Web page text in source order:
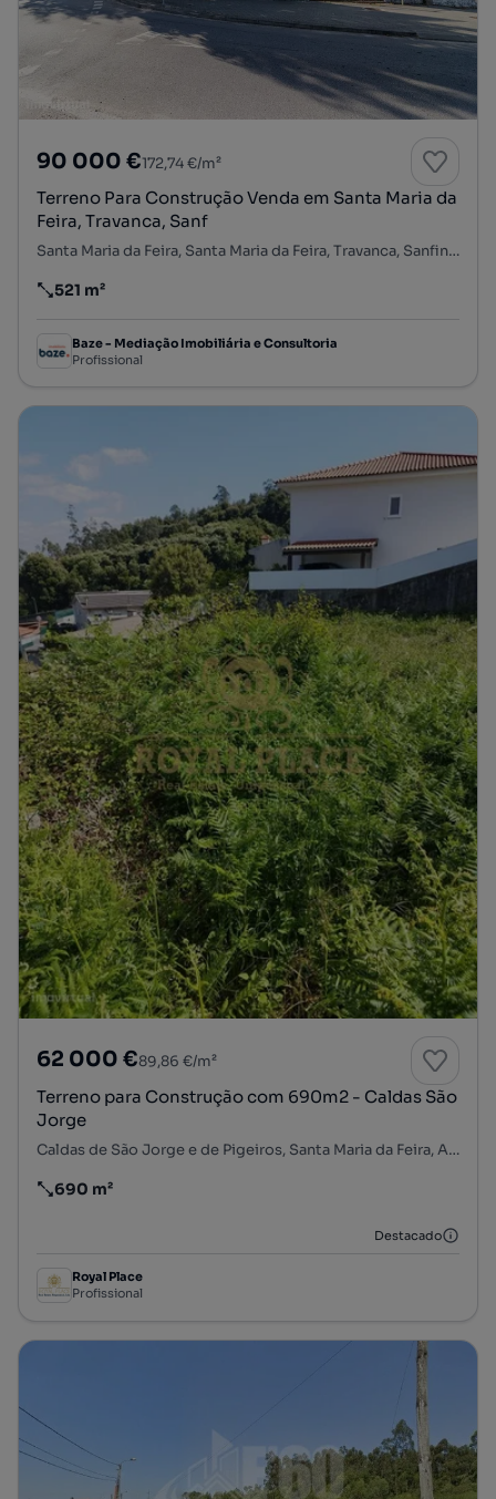
90 000 €172,74 €/m²
Terreno Para Construção Venda em Santa Maria da
Feira, Travanca, Sanf
Santa Maria da Feira, Santa Maria da Feira, Travanca, Sanfins e Espargo, Santa Maria da Feira, Aveiro
Preço por metro quadrado
521 m²
Baze - Mediação Imobiliária e Consultoria
Profissional
62 000 €89,86 €/m²
Terreno para Construção com 690m2 - Caldas São
Jorge
Caldas de São Jorge e de Pigeiros, Santa Maria da Feira, Aveiro
Preço por metro quadrado
690 m²
Destacado
Royal Place
Profissional